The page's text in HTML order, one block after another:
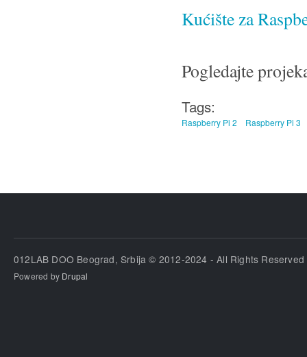
Kućište za
Pogledajte
Tags:
Raspberry Pi 2 Raspberry Pi 3
012LAB DOO Beograd, Srbija © 2012-2024 - All Rights Reserved
Powered by Drupal